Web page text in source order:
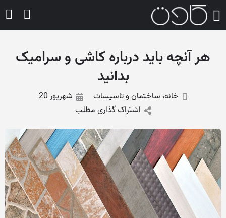
هر آنچه باید درباره کاشی و سرامیک
بدانید
خانه، ساختمان و تاسیسات
شهریور 20
اشتراک گذاری مطلب